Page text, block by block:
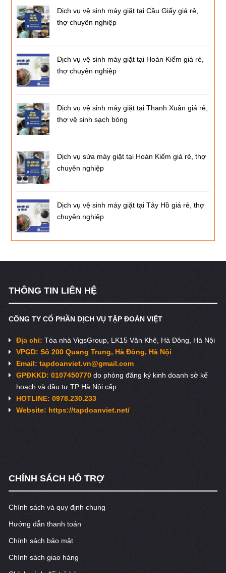
Dịch vụ vệ sinh máy giặt tại Cầu Giấy giá rẻ,
thợ chuyên nghiệp
Dịch vụ vệ sinh máy giặt tại Hoàn Kiếm giá rẻ,
thợ chuyên nghiệp
Dịch vụ vệ sinh máy giặt tại Thanh Xuân giá rẻ,
thợ vệ sinh sạch bóng
Dịch vụ sửa máy giặt tại Hoàn Kiếm giá rẻ, thợ
chuyên nghiệp
Dịch vụ vệ sinh máy giặt tại Tây Hồ giá rẻ, thợ
chuyên nghiệp
THÔNG TIN LIÊN HỆ
CÔNG TY CỔ PHẦN DỊCH VỤ TẬP ĐOÀN VIỆT
Địa chỉ:Tòa nhà VigsGroup, LK15 Văn Khê, Hà Đông, Hà Nội
VPGD: Số 200 Quang Trung, Hà Đông, Hà Nội
Email:tapdoanviet.vn@gmail.com
GPĐKKD: 0107450770do phòng đăng ký kinh doanh sở kế
hoạch và đầu tư TP Hà Nội cấp.
HOTLINE: 0978.230.233
Website: https://tapdoanviet.net/
CHÍNH SÁCH HỖ TRỢ
Chính sách và quy định chung
Hướng dẫn thanh toán
Chính sách bảo mật
Chính sách giao hàng